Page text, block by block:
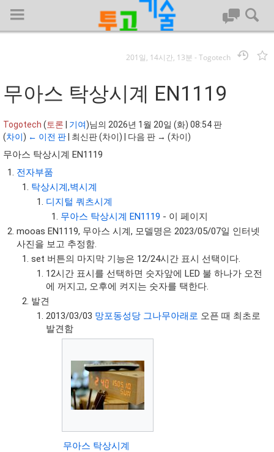
대문
회사명 :
투고기술
| 대표 : 김명기 | 사업자번호 : 142-08-78939
전화 : 031-8065-5299 | 주소 : (16954)) 경기도 용인시 기흥구 흥덕1
로 13, B동(complex동) 1213호(영덕동,흥덕IT밸리)
COPYRIGHT (C) 투고기술 ALL RIGHTS RESEVED
투고기술 위키 저작권
201일, 14시간, 13분 -Togotech
무아스 탁상시계 EN1119
Togotech (토론 | 기여)님의 2026년 1월 20일 (화) 08:54 판
(차이) ← 이전 판| 최신판 (차이) | 다음 판 → (차이)
무아스 탁상시계 EN1119
전자부품
탁상시계,벽시계
디지털 쿼츠시계
무아스 탁상시계 EN1119 - 이 페이지
mooas EN1119, 무아스 시계, 모델명은 2023/05/07일 인터넷
사진을 보고 추정함.
set 버튼의 마지막 기능은 12/24시간 표시 선택이다.
12시간 표시를 선택하면 숫자앞에 LED 불 하나가 오전
에 꺼지고, 오후에 켜지는 숫자를 택한다.
발견
2013/03/03 망포동성당 그나무아래로 오픈 때 최초로
발견함
무아스 탁상시계